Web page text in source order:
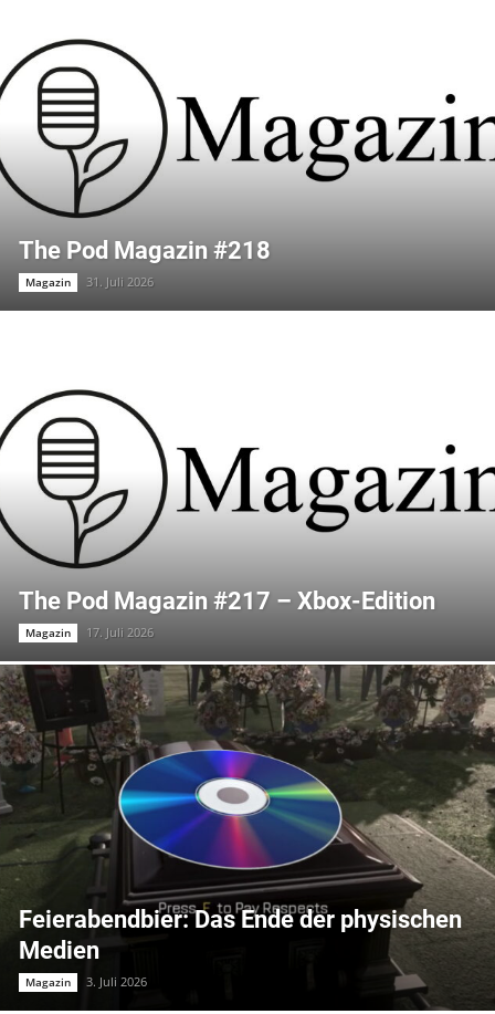
The Pod Magazin #218
Magazin 31. Juli 2026
The Pod Magazin #217 – Xbox-Edition
Magazin 17. Juli 2026
Feierabendbier: Das Ende der physischen
Medien
Magazin 3. Juli 2026